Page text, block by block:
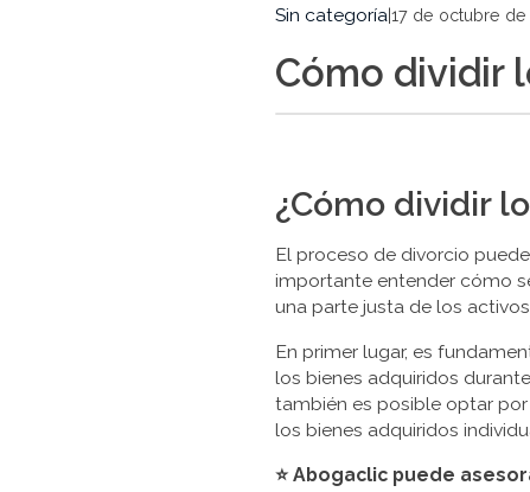
Sin categoría17 de octubre de
Cómo dividir
¿Cómo dividir
El proceso de divorcio
importante entender cómo
una parte justa de los
En primer lugar, es
los bienes adquiridos
también es posible optar
los bienes adquiridos
⭐ Abogaclic puede